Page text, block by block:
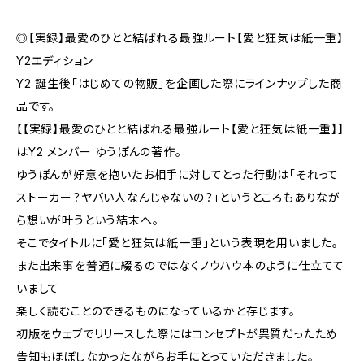
◎【実録】最愛のひとと結ばれる最強ルート【愛と狂気は紙一重】
Y2エディション
Y2 誕生後「はじめての物販」を企画した際にラインナップした商
品です。
【【実録】最愛のひとと結ばれる最強ルート【愛と狂気は紙一重】】
はY2 メンバー ゆうぽんの著作。
ゆうぽんが好意を抱いたお相手に対してとった行動は「それって
ストーカー？ヤバい人なんじゃないの？」というところもありなが
ら想いが叶うという結末へ。
そこでタイトルに「愛と狂気は紙一重」という表現を用いました。
また出来事を普通に綴るのではなくノウハウ本のように仕立てて
いまして
楽しく読むことのできるものになっているかと存じます。
初版をウェブでリリースした際にはコンセプトが異質だったため
告知もほぼしなかったながらお手にとっていただきました。